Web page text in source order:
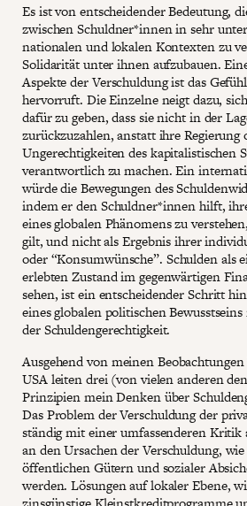
Es ist von entscheidender Bedeutung,
zwischen Schuldner*innen in sehr
nationalen und lokalen Kontexten zu
Solidarität unter ihnen aufzubauen.
Aspekte der Verschuldung ist das
hervorruft. Die Einzelne neigt dazu,
dafür zu geben, dass sie nicht in der
zurückzuzahlen, anstatt ihre Regierung
Ungerechtigkeiten des kapitalistischen
verantwortlich zu machen. Ein
würde die Bewegungen des
indem er den Schuldner*innen hilft,
eines globalen Phänomens zu
gilt, und nicht als Ergebnis ihrer
oder “Konsumwünsche”. Schulden als
erlebten Zustand im gegenwärtigen
sehen, ist ein entscheidender Schritt
eines globalen politischen
der Schuldengerechtigkeit.
Ausgehend von meinen
USA leiten drei (von vielen anderen
Prinzipien mein Denken über
Das Problem der Verschuldung der
ständig mit einer umfassenderen Kritik
an den Ursachen der Verschuldung,
öffentlichen Gütern und sozialer
werden. Lösungen auf lokaler Ebene,